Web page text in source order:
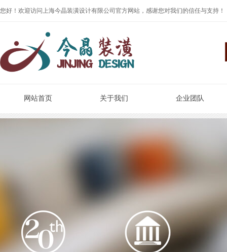
您好！欢迎访问上海今晶装潢设计有限公司官方网站，感谢您对我们的信任与支持！
网站首页 关于我们 企业团队